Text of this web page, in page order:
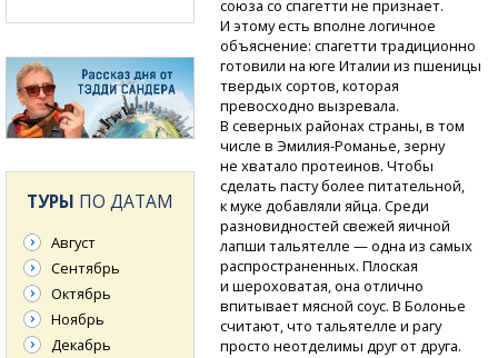
союза со спагетти не признает.
И этому есть вполне логичное
объяснение: спагетти традиционно
готовили на юге Италии из пшеницы
твердых сортов, которая
превосходно вызревала.
В северных районах страны, в том
числев Эмилия-Романье, зерну
не хватало протеинов. Чтобы
сделать пасту более питательной,
к муке добавляли яйца. Среди
разновидностей свежей яичной
лапши тальятелле — одна из самых
распространенных. Плоская
и шероховатая, она отлично
впитывает мясной соус. В Болонье
считают, что тальятелле и рагу
просто неотделимы друг от друга.
ТУРЫ ПО ДАТАМ
Август
Сентябрь
Октябрь
Ноябрь
Декабрь